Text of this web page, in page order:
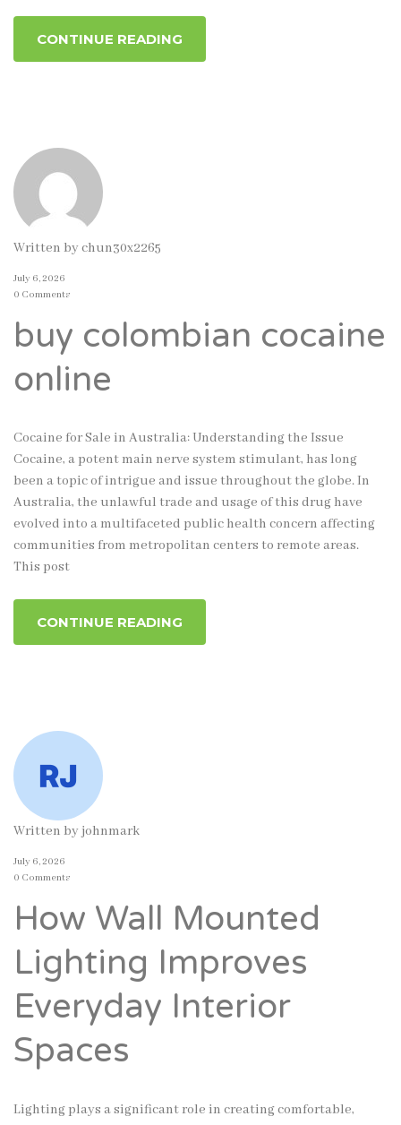
CONTINUE READING
Written bychun30x2265
July 6, 2026
0 Comments
buy colombian cocaine
online
Cocaine for Sale in Australia: Understanding the Issue
Cocaine, a potent main nerve system stimulant, has long
been a topic of intrigue and issue throughout the globe. In
Australia, the unlawful trade and usage of this drug have
evolved into a multifaceted public health concern affecting
communities from metropolitan centers to remote areas.
This post
CONTINUE READING
Written byjohnmark
July 6, 2026
0 Comments
How Wall Mounted
Lighting Improves
Everyday Interior
Spaces
Lighting plays a significant role in creating comfortable,